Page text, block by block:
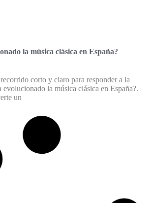
la música clásica en España?
corto y claro para responder a la
evolucionado la música clásica en España?.
un